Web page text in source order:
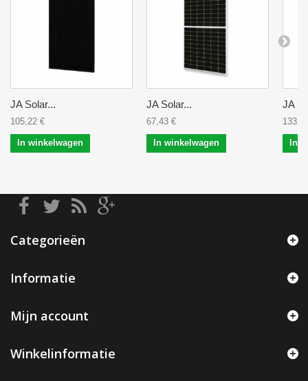
JA Solar...
105,22 €
In winkelwagen
JA Solar...
67,43 €
In winkelwagen
JA
In
Categorieën
Informatie
Mijn account
Winkelinformatie